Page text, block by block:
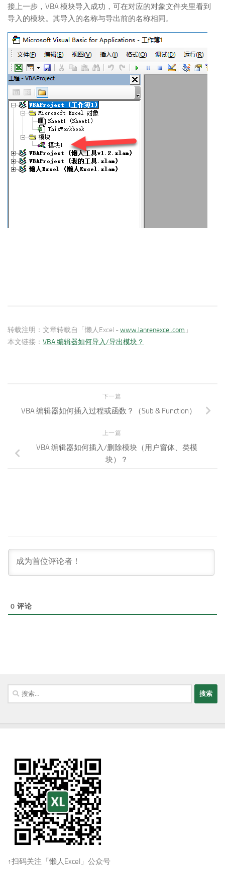
接上一步，VBA 模块导入成功，可在对应的对象文件夹里看到
导入的模块。其导入的名称与导出前的名称相同。
转载注明： 文章转载自「懒人Excel -www.lanrenexcel.com 」
本文链接： VBA 编辑器如何导入/导出模块？
下一篇
VBA 编辑器如何插入过程或函数？（Sub & Function）
上一篇
VBA 编辑器如何插入/删除模块（用户窗体、类模
块）？
0 评论
搜
索：
↑扫码关注「懒人Excel」公众号